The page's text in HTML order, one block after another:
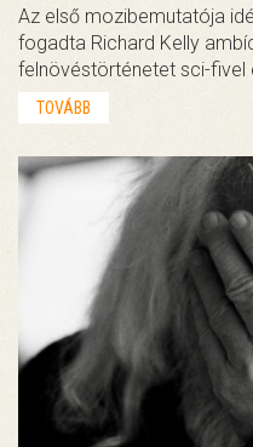
Az első mozibemutatója
fogadta Richard Kelly
felnövéstörténetet sci-fivel
TOVÁBB